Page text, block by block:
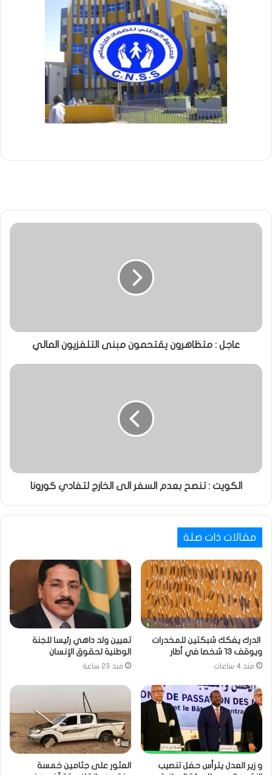
عاجل : متظاهرون يقتحمون مبنى التلفزيون المالي
الكويت : تنصح بعدم السفر الى الخارج لتفادي كورونا
مقالات ذات صلة
الدرك يفكك شبكتين للمخدرات
ويوقف 13 شخصا في أطار
منذ 4 ساعات
تعيين ولد داهي رئيسا للجنة
الوطنية لحقوق الإنسان
منذ 23 ساعة
و زير العدل يترأس حفل تنصيب
العثور على جثامين خمسة